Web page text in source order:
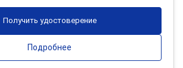
Получить удостоверение
Подробнее